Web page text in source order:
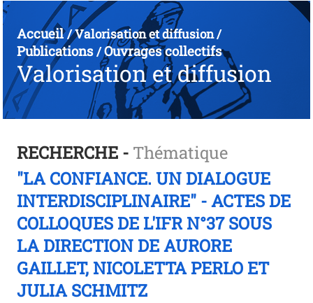
Accueil/Valorisation et diffusion/
Publications/Ouvrages collectifs
Valorisation et diffusion
RECHERCHE - Thématique
"LA CONFIANCE. UN DIALOGUE
INTERDISCIPLINAIRE" - ACTES DE
COLLOQUES DE L'IFR N°37 SOUS
LA DIRECTION DE AURORE
GAILLET, NICOLETTA PERLO ET
JULIA SCHMITZ